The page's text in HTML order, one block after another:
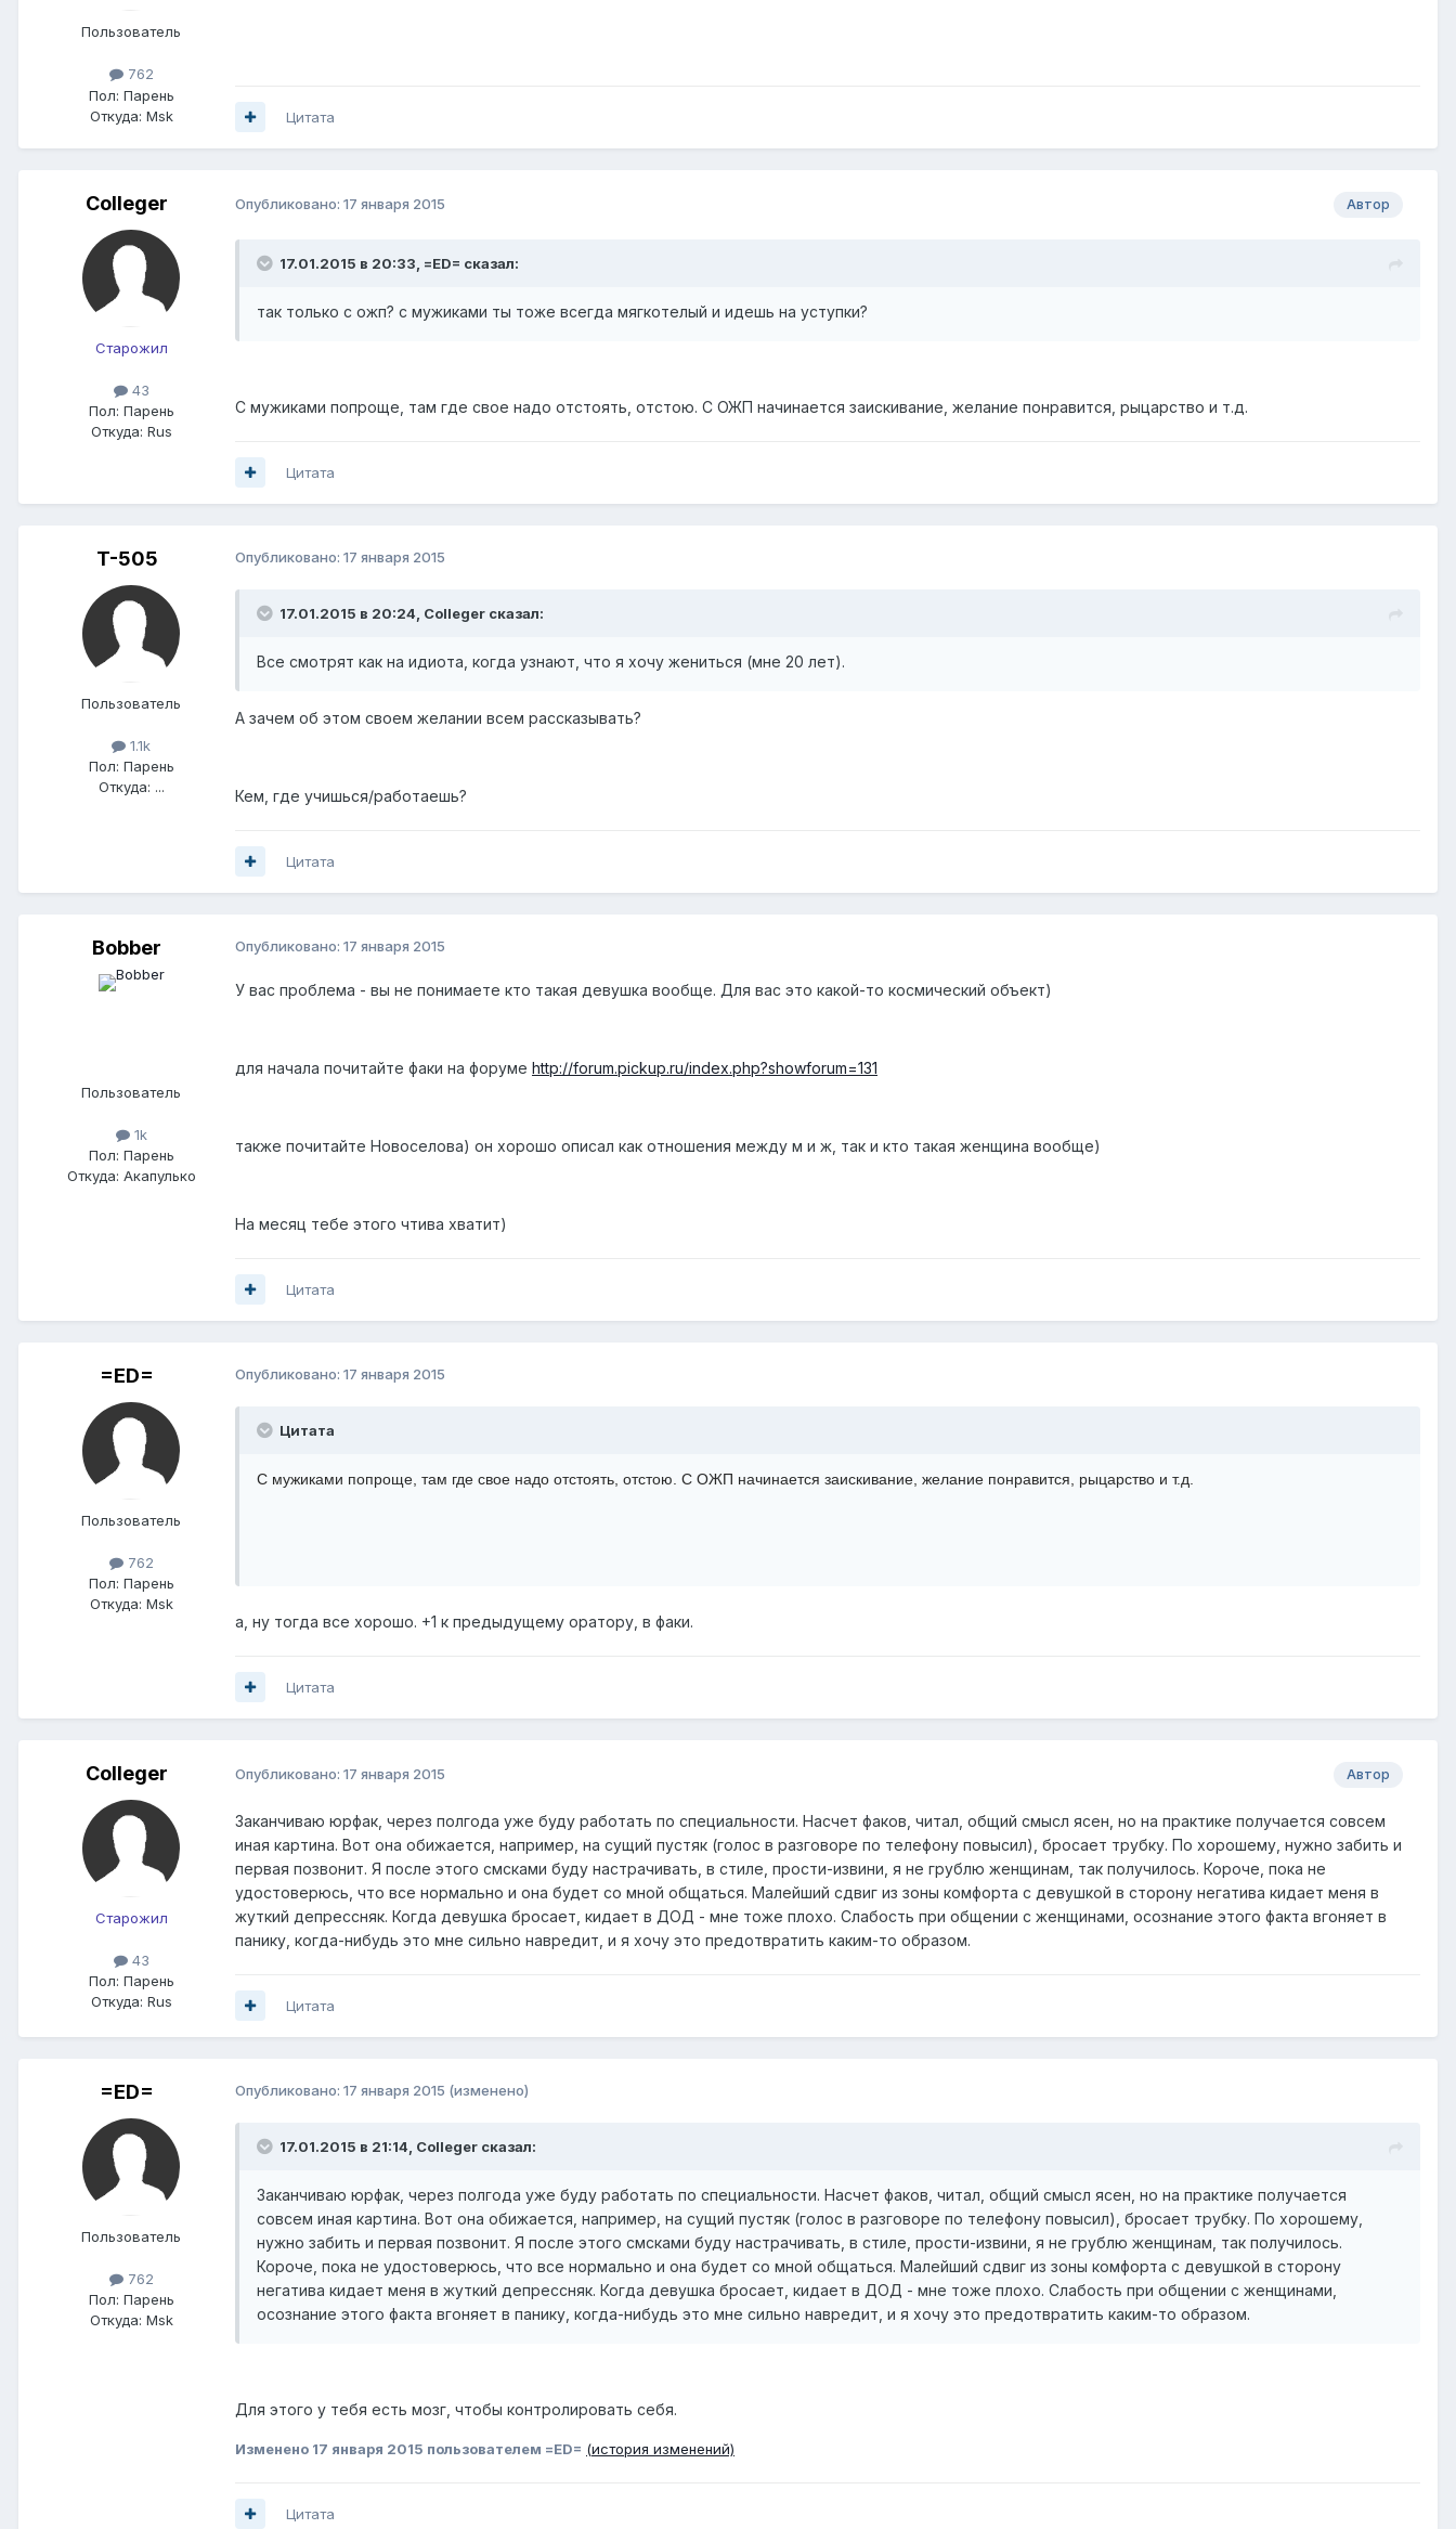
Пользователь
762
Пол: Парень
Откуда: Msk Цитата
Colleger
Старожил
43
Пол: Парень
Откуда: Rus
Автор
Опубликовано: 17 января 2015
17.01.2015 в 20:33, =ED= сказал:
так только с ожп? с мужиками ты тоже всегда мягкотелый и идешь на уступки?
C мужиками попроще, там где свое надо отстоять, отстою. С ОЖП начинается заискивание, желание понравится, рыцарство и т.д.
Цитата
T-505
Пользователь
1.1k
Пол: Парень
Откуда: ...
Опубликовано: 17 января 2015
17.01.2015 в 20:24, Colleger сказал:
Все смотрят как на идиота, когда узнают, что я хочу жениться (мне 20 лет).
А зачем об этом своем желании всем рассказывать?
Кем, где учишься/работаешь?
Цитата
Bobber
Пользователь
1k
Пол: Парень
Откуда: Акапулько
Опубликовано: 17 января 2015
У вас проблема - вы не понимаете кто такая девушка вообще. Для вас это какой-то космический объект)
для начала почитайте факи на форуме http://forum.pickup.ru/index.php?showforum=131
также почитайте Новоселова) он хорошо описал как отношения между м и ж, так и кто такая женщина вообще)
На месяц тебе этого чтива хватит)
Цитата
=ED=
Пользователь
762
Пол: Парень
Откуда: Msk
Опубликовано: 17 января 2015
Цитата
C мужиками попроще, там где свое надо отстоять, отстою. С ОЖП начинается заискивание, желание понравится, рыцарство и т.д.
а, ну тогда все хорошо. +1 к предыдущему оратору, в факи.
Цитата
Colleger
Старожил
43
Пол: Парень
Откуда: Rus
Автор
Опубликовано: 17 января 2015
Заканчиваю юрфак, через полгода уже буду работать по специальности. Насчет факов, читал, общий смысл ясен, но на практике получается совсем
иная картина. Вот она обижается, например, на сущий пустяк (голос в разговоре по телефону повысил), бросает трубку. По хорошему, нужно забить и
первая позвонит. Я после этого смсками буду настрачивать, в стиле, прости-извини, я не грублю женщинам, так получилось. Короче, пока не
удостоверюсь, что все нормально и она будет со мной общаться. Малейший сдвиг из зоны комфорта с девушкой в сторону негатива кидает меня в
жуткий депрессняк. Когда девушка бросает, кидает в ДОД - мне тоже плохо. Слабость при общении с женщинами, осознание этого факта вгоняет в
панику, когда-нибудь это мне сильно навредит, и я хочу это предотвратить каким-то образом.
Цитата
=ED=
Пользователь
762
Пол: Парень
Откуда: Msk
Опубликовано: 17 января 2015 (изменено)
17.01.2015 в 21:14, Colleger сказал:
Заканчиваю юрфак, через полгода уже буду работать по специальности. Насчет факов, читал, общий смысл ясен, но на практике получается
совсем иная картина. Вот она обижается, например, на сущий пустяк (голос в разговоре по телефону повысил), бросает трубку. По хорошему,
нужно забить и первая позвонит. Я после этого смсками буду настрачивать, в стиле, прости-извини, я не грублю женщинам, так получилось.
Короче, пока не удостоверюсь, что все нормально и она будет со мной общаться. Малейший сдвиг из зоны комфорта с девушкой в сторону
негатива кидает меня в жуткий депрессняк. Когда девушка бросает, кидает в ДОД - мне тоже плохо. Слабость при общении с женщинами,
осознание этого факта вгоняет в панику, когда-нибудь это мне сильно навредит, и я хочу это предотвратить каким-то образом.
Для этого у тебя есть мозг, чтобы контролировать себя.
Изменено 17 января 2015 пользователем =ED= (история изменений)
Цитата